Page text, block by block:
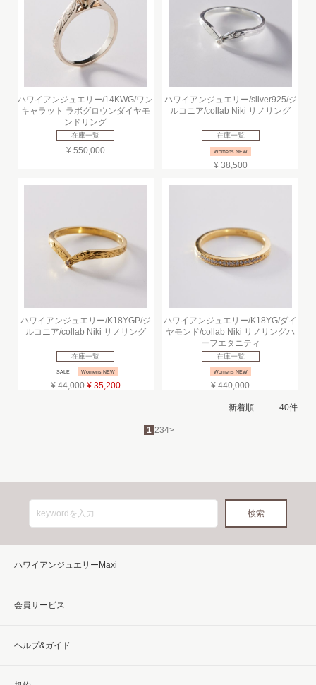
ハワイアンジュエリー/14KWG/ワン
キャラット ラボグロウンダイヤモ
ンドリング
在庫一覧
¥ 550,000
ハワイアンジュエリー/silver925/ジ
ルコニア/collab Niki リノリング
在庫一覧
Womens NEW
¥ 38,500
ハワイアンジュエリー/K18YGP/ジ
ルコニア/collab Niki リノリング
在庫一覧
SALE Womens NEW
¥ 44,000 ¥ 35,200
ハワイアンジュエリー/K18YG/ダイ
ヤモンド/collab Niki リノリングハ
ーフエタニティ
在庫一覧
Womens NEW
¥ 440,000
1 234>
ハワイアンジュエリーMaxi
会員サービス
ヘルプ&ガイド